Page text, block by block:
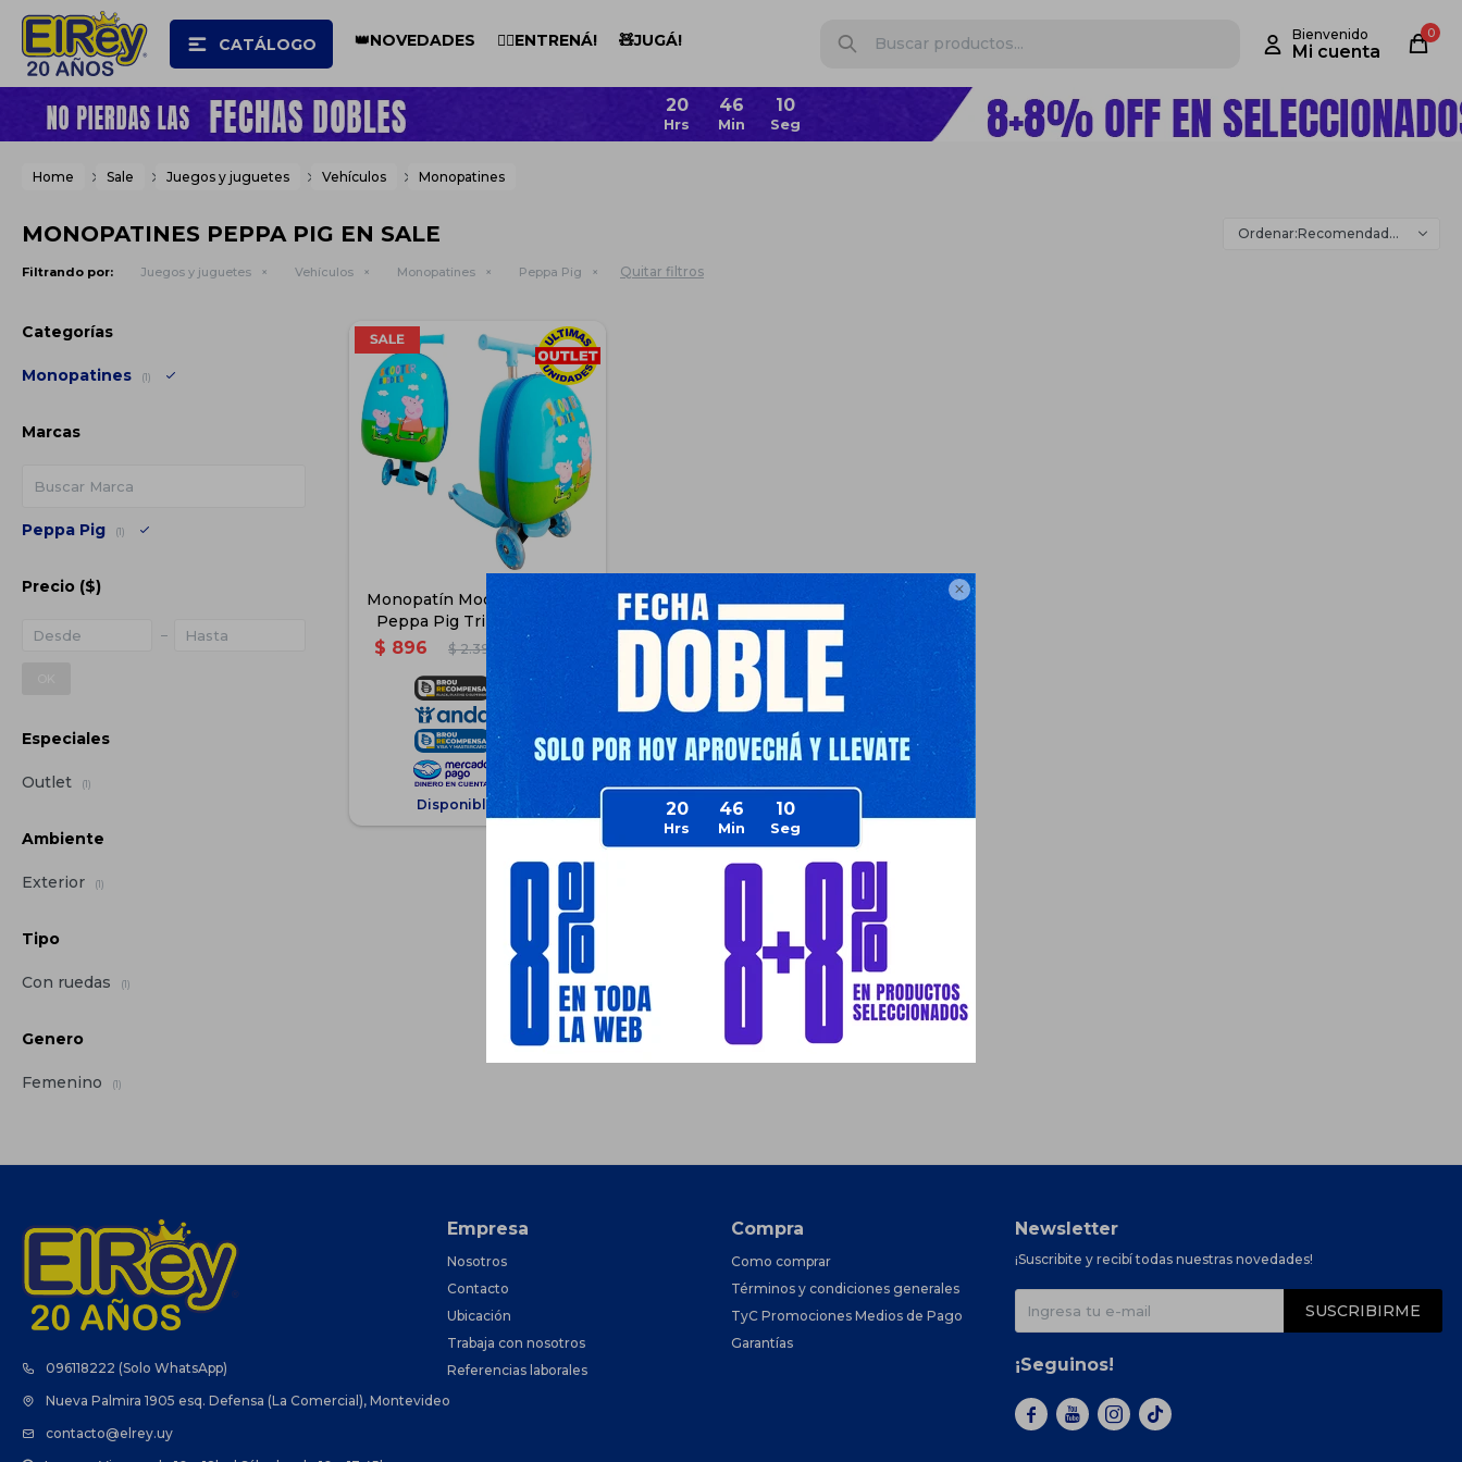

20 46 10
CATÁLOGO 👑NOVEDADES 🏋️‍♂️ENTRENÁ! 🧸JUGÁ! 0
20 46 10
Home Sale Juegos y juguetes Vehículos Monopatines
MONOPATINES PEPPA PIG EN SALE Recomendados
Filtrando por: Juegos y juguetes Vehículos Monopatines Peppa Pig Quitar filtros
Monopatín Mochila C/ Carro
Peppa Pig Tripatín Luces
$ 896 $ 2.390
$
$
762
Disponible Envío
Categorías
Monopatines (1)
Marcas
Peppa Pig (1)
Precio ($)
Especiales
Outlet (1)
Ambiente
Exterior (1)
Tipo
Con ruedas (1)
Genero
Femenino (1)
096118222 (Solo WhatsApp)
Nueva Palmira 1905 esq. Defensa (La Comercial), Montevideo
contacto@elrey.uy
Empresa
Nosotros
Contacto
Ubicación
Trabaja con nosotros
Referencias laborales
Compra
Como comprar
Términos y condiciones generales
TyC Promociones Medios de Pago
Garantías
Newsletter
¡Suscribite y recibí todas nuestras novedades!
SUSCRIBIRME
¡Seguinos!
  